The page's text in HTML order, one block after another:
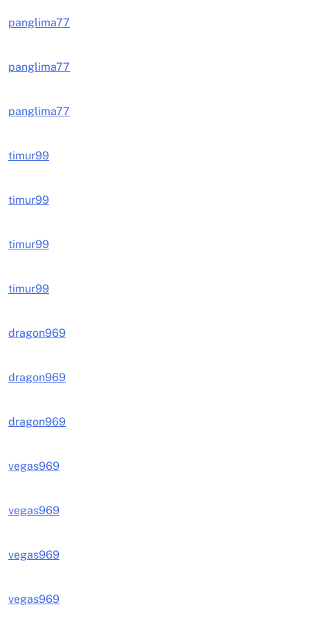
panglima77
panglima77
panglima77
timur99
timur99
timur99
timur99
dragon969
dragon969
dragon969
vegas969
vegas969
vegas969
vegas969